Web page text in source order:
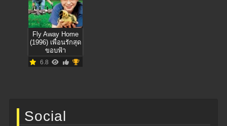
Fly Away Home
(1996) เพื่อนรักสุด
ขอบฟ้า
6.8
Social